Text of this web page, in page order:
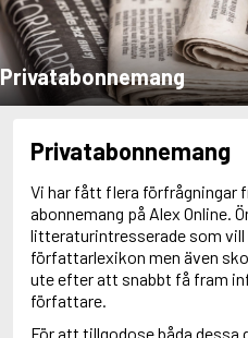
Privatabonnemang
Privatabonnemang
Vi har fått flera förfrågningar
abonnemang på Alex Online.
litteraturintresserade som
författarlexikon men även
ute efter att snabbt få fram
författare.
För att tillgodose båda dessa